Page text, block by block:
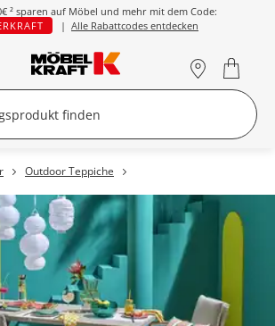
²sparen auf Möbel und mehr mit dem Code:
| Alle Rabattcodes entdecken
Outdoor Teppiche